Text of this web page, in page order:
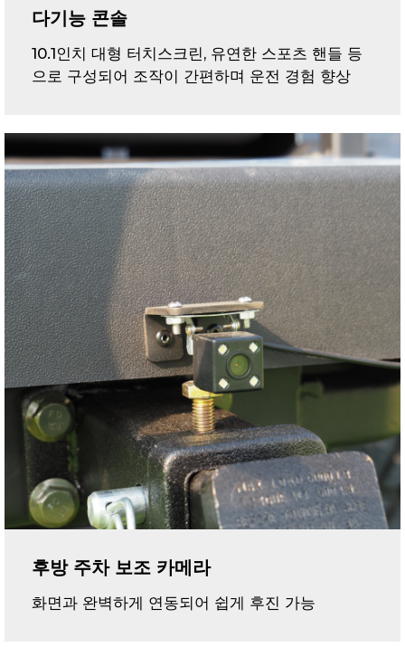
다기능 콘솔
10.1인치 대형 터치스크린, 유연한 스포츠 핸들 등
으로 구성되어 조작이 간편하며 운전 경험 향상
후방 주차 보조 카메라
화면과 완벽하게 연동되어 쉽게 후진 가능